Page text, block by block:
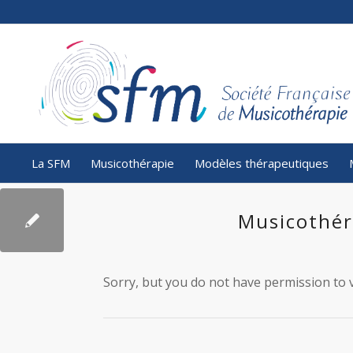
La SFM Musicothérapie Modèles thérapeutiques
Sorry, but you do not have permission to